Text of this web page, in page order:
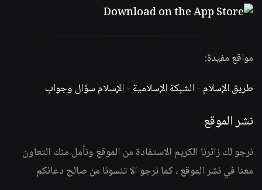
مواقع مفيدة:
طريق الإسلام -الشبكة الإسلامية -الإسلام سؤال وجواب
نشر الموقع
نرجو لك زائرنا الكريم الاستفادة من الموقع ونأمل منك التعاون
معنا في نشر الموقع ، كما نرجو الا تنسونا من صالح دعائكم